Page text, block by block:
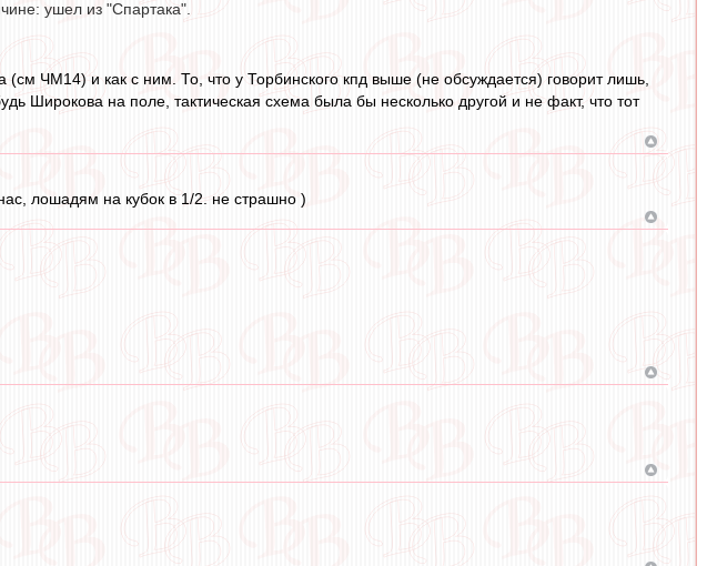
ушел из "Спартака".
ЧМ14) и как с ним. То, что у Торбинского кпд выше (не обсуждается) говорит лишь,
Широкова на поле, тактическая схема была бы несколько другой и не факт, что тот
лошадям на кубок в 1/2. не страшно )